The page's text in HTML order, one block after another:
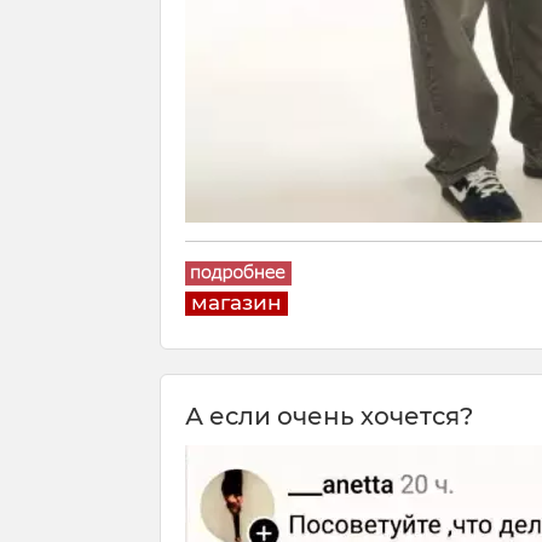
магазин
А если очень хочется?